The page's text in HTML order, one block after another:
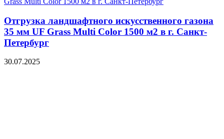
Отгрузка ландшафтного искусственного газона
35 мм UF Grass Multi Color 1500 м2 в г. Санкт-
Петербург
30.07.2025